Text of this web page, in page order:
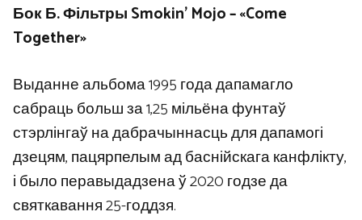
Бок Б. Фільтры Smokin’ Mojo – «Come
Together»
Выданне альбома 1995 года дапамагло
сабраць больш за 1,25 мільёна фунтаў
стэрлінгаў на дабрачыннасць для дапамогі
дзецям, пацярпелым ад баснійскага канфлікту,
і было перавыдадзена ў 2020 годзе да
святкавання 25-годдзя.